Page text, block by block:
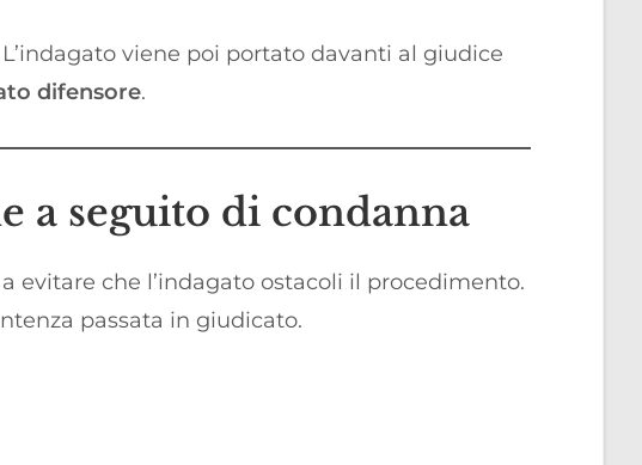
L’indagato viene poi portato davanti al giudice
difensore.
a seguito di condanna
evitare che l’indagato ostacoli il procedimento.
passata in giudicato.